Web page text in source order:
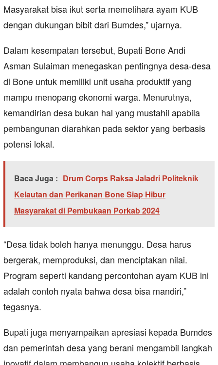
Masyarakat bisa ikut serta memelihara ayam KUB
dengan dukungan bibit dari Bumdes,” ujarnya.
Dalam kesempatan tersebut, Bupati Bone Andi
Asman Sulaiman menegaskan pentingnya desa-desa
di Bone untuk memiliki unit usaha produktif yang
mampu menopang ekonomi warga. Menurutnya,
kemandirian desa bukan hal yang mustahil apabila
pembangunan diarahkan pada sektor yang berbasis
potensi lokal.
Baca Juga : Drum Corps Raksa Jaladri Politeknik
Kelautan dan Perikanan Bone Siap Hibur
Masyarakat di Pembukaan Porkab 2024
“Desa tidak boleh hanya menunggu. Desa harus
bergerak, memproduksi, dan menciptakan nilai.
Program seperti kandang percontohan ayam KUB ini
adalah contoh nyata bahwa desa bisa mandiri,”
tegasnya.
Bupati juga menyampaikan apresiasi kepada Bumdes
dan pemerintah desa yang berani mengambil langkah